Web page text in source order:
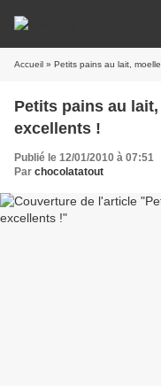
Accueil » Petits pains au lait,
Petits pains au
excellents !
Publié le 12/01/2010 à 07:51
Par chocolatatout